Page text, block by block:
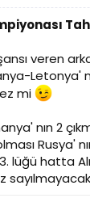
veren
Letonya'
mi
nın 2
Rusya'
lüğü hatta